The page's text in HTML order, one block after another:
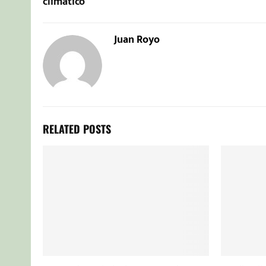
Juan Royo
RELATED POSTS